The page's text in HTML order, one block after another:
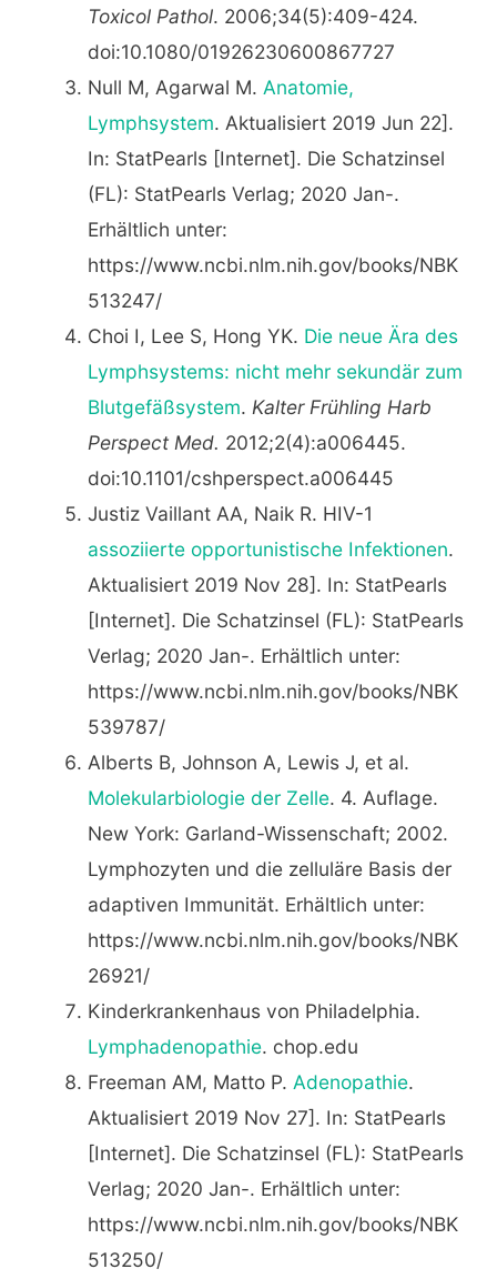
Toxicol Pathol. 2006;34(5):409-424.
doi:10.1080/01926230600867727
Null M, Agarwal M. Anatomie,
Lymphsystem. Aktualisiert 2019 Jun 22].
In: StatPearls [Internet]. Die Schatzinsel
(FL): StatPearls Verlag; 2020 Jan-.
Erhältlich unter:
https://www.ncbi.nlm.nih.gov/books/NBK
513247/
Choi I, Lee S, Hong YK. Die neue Ära des
Lymphsystems: nicht mehr sekundär zum
Blutgefäßsystem. Kalter Frühling Harb
Perspect Med. 2012;2(4):a006445.
doi:10.1101/cshperspect.a006445
Justiz Vaillant AA, Naik R. HIV-1
assoziierte opportunistische Infektionen.
Aktualisiert 2019 Nov 28]. In: StatPearls
[Internet]. Die Schatzinsel (FL): StatPearls
Verlag; 2020 Jan-. Erhältlich unter:
https://www.ncbi.nlm.nih.gov/books/NBK
539787/
Alberts B, Johnson A, Lewis J, et al.
Molekularbiologie der Zelle. 4. Auflage.
New York: Garland-Wissenschaft; 2002.
Lymphozyten und die zelluläre Basis der
adaptiven Immunität. Erhältlich unter:
https://www.ncbi.nlm.nih.gov/books/NBK
26921/
Kinderkrankenhaus von Philadelphia.
Lymphadenopathie. chop.edu
Freeman AM, Matto P. Adenopathie.
Aktualisiert 2019 Nov 27]. In: StatPearls
[Internet]. Die Schatzinsel (FL): StatPearls
Verlag; 2020 Jan-. Erhältlich unter:
https://www.ncbi.nlm.nih.gov/books/NBK
513250/